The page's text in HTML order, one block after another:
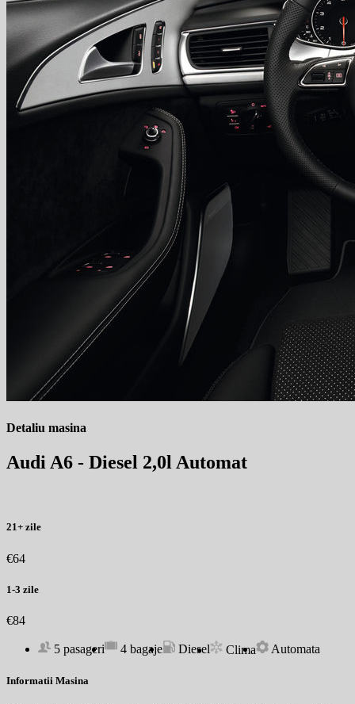
Detaliu masina
Audi A6 - Diesel 2,0l Automat
21+ zile
€64
1-3 zile
€84
5 pasageri 4 bagaje Diesel Clima Automata
Informatii Masina